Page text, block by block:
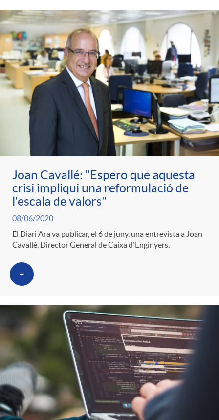
Joan Cavallé: "Espero que aquesta
crisi impliqui una reformulació de
l'escala de valors"
08/06/2020
El Diari Ara va publicar, el 6 de juny, una entrevista a Joan
Cavallé, Director General de Caixa d'Enginyers.
+